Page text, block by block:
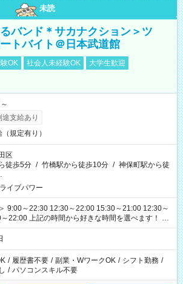
未読
バンド＊サカナクション＞ツ
トバイト＠日本武道館
OK 社会人未経験OK
大学生歓迎
支給あり
規定有り）
区
徒歩5分 / 竹橋駅から徒歩10分 / 神保町駅から徒
イブパワー
9:00～22:30 12:30～22:00 15:30～21:00 12:30～
きな時間を選べます！ ※
なる可能性があります
/ 履歴書不要 / 副業・WワークOK / シフト勤務 /
/ パソコンスキル不要